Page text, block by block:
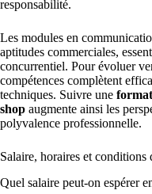
responsabilité.
Les modules en
aptitudes commerciales,
concurrentiel. Pour évoluer
compétences complètent
techniques. Suivre une
shop augmente ainsi les
polyvalence professionnelle.
Salaire, horaires et conditions
Quel salaire peut-on espérer